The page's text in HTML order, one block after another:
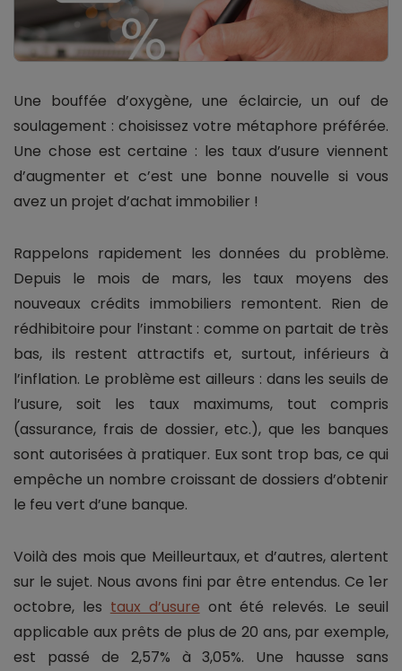
Une bouffée d’oxygène, une éclaircie, un ouf de
soulagement : choisissez votre métaphore préférée.
Une chose est certaine : les taux d’usure viennent
d’augmenter et c’est une bonne nouvelle si vous
avez un projet d’achat immobilier !
Rappelons rapidement les données du problème.
Depuis le mois de mars, les taux moyens des
nouveaux crédits immobiliers remontent. Rien de
rédhibitoire pour l’instant : comme on partait de très
bas, ils restent attractifs et, surtout, inférieurs à
l’inflation. Le problème est ailleurs : dans les seuils de
l’usure, soit les taux maximums, tout compris
(assurance, frais de dossier, etc.), que les banques
sont autorisées à pratiquer. Eux sont trop bas, ce qui
empêche un nombre croissant de dossiers d’obtenir
le feu vert d’une banque.
Voilà des mois que Meilleurtaux, et d’autres, alertent
sur le sujet. Nous avons fini par être entendus. Ce 1er
octobre, les taux d’usure ont été relevés. Le seuil
applicable aux prêts de plus de 20 ans, par exemple,
est passé de 2,57% à 3,05%. Une hausse sans